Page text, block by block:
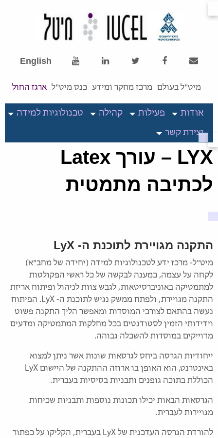
English
מיט"ל בעולם מרכז מחקר ומידע כנס מיט"ל ארגז החול
אודות פעילות קהילה
טכנולוגיות למידה
יצירת קשר
LYX – עורך Latex
לכתיבה מתמטית
התקנה מגויירת לתוכנת ה- LyX
מיט"ל- מרכז ידע לטכנולוגיות למידה (יחידה של מחב"א)
לקחה על עצמה, כמענה לבקשה של כל ראשי הפקולטות
למתמטיקה באוניברסיטאות, לגבש צוות לניהול ופיתוח אריזת
התקנה מגויירת, ולפתח ממשק נגיש לתוכנת ה- LyX. הפיתוח
נעשה בהתאם לצורכי המוסדות ומאפשר הליך התקנה פשוט
וידידותי הזמין לסטודנטים בכל מחלקות המתמטיקה ומדעים
מדוייקים במוסדות להשכלה גבוהה.
ייחודיות הגרסה ביחס לגרסאות שונות אשר ניתן למצוא
באינטרנט, הוא האופן בו ארוזה ההתקנה של היישום LyX
הכוללת בתוכה גופנים ותבניות בסיסיות בעברית.
הגרסאות הבאות יכילו תכונות נוספות ותבניות שכיחות
מגויירות לעברית.
להורדת הגרסה העדכנית של LyX בעברית, הקליקו על כפתור